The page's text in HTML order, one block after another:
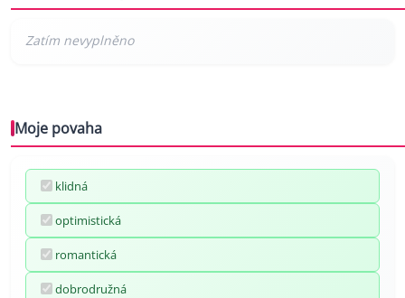
Moje povaha
klidná
optimistická
romantická
dobrodružná